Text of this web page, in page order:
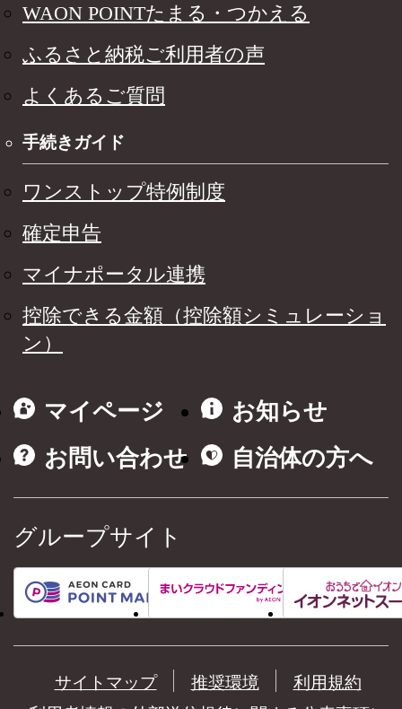
WAON POINTたまる・つかえる
ふるさと納税ご利用者の声
よくあるご質問
手続きガイド
ワンストップ特例制度
確定申告
マイナポータル連携
控除できる金額（控除額シミュレーショ
ン）
マイページ
お知らせ
お問い合わせ
自治体の方へ
グループサイト
サイトマップ 推奨環境
利用規約